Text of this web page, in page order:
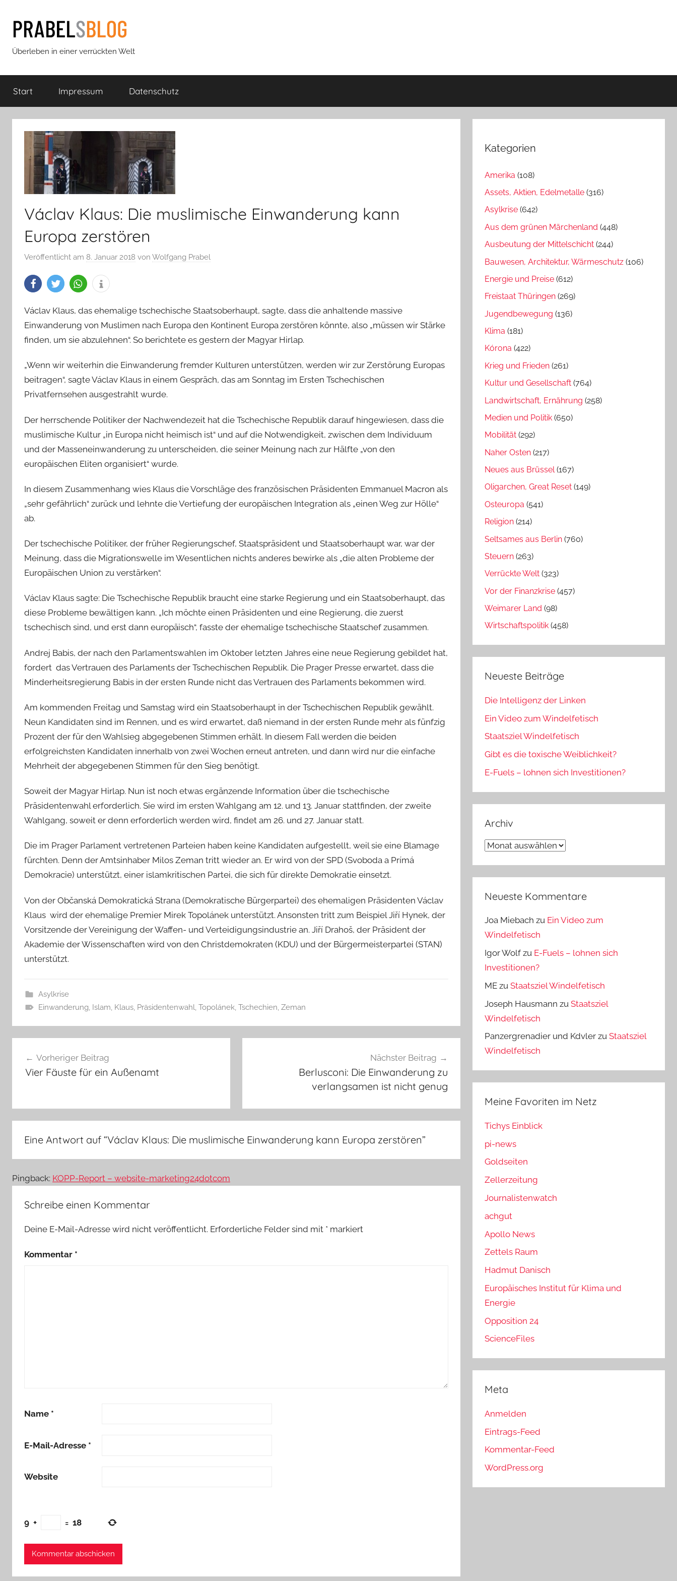
Inhalt
springen
Prabels
Blog
Überleben in einer verrückten Welt
Start Impressum Datenschutz
Václav Klaus: Die muslimische Einwanderung kann
Europa zerstören
Veröffentlicht am 8. Januar 2018 von Wolfgang Prabel
Václav Klaus, das ehemalige tschechische Staatsoberhaupt, sagte, dass die anhaltende massive
Einwanderung von Muslimen nach Europa den Kontinent Europa zerstören könnte, also „müssen wir Stärke
finden, um sie abzulehnen“. So berichtete es gestern der Magyar Hirlap.
„Wenn wir weiterhin die Einwanderung fremder Kulturen unterstützen, werden wir zur Zerstörung Europas
beitragen“, sagte Václav Klaus in einem Gespräch, das am Sonntag im Ersten Tschechischen
Privatfernsehen ausgestrahlt wurde.
Der herrschende Politiker der Nachwendezeit hat die Tschechische Republik darauf hingewiesen, dass die
muslimische Kultur „in Europa nicht heimisch ist“ und auf die Notwendigkeit, zwischen dem Individuum
und der Masseneinwanderung zu unterscheiden, die seiner Meinung nach zur Hälfte „von den
europäischen Eliten organisiert“ wurde.
In diesem Zusammenhang wies Klaus die Vorschläge des französischen Präsidenten Emmanuel Macron als
„sehr gefährlich“ zurück und lehnte die Vertiefung der europäischen Integration als „einen Weg zur Hölle“
ab.
Der tschechische Politiker, der früher Regierungschef, Staatspräsident und Staatsoberhaupt war, war der
Meinung, dass die Migrationswelle im Wesentlichen nichts anderes bewirke als „die alten Probleme der
Europäischen Union zu verstärken“.
Václav Klaus sagte: Die Tschechische Republik braucht eine starke Regierung und ein Staatsoberhaupt, das
diese Probleme bewältigen kann. „Ich möchte einen Präsidenten und eine Regierung, die zuerst
tschechisch sind, und erst dann europäisch“, fasste der ehemalige tschechische Staatschef zusammen.
Andrej Babis, der nach den Parlamentswahlen im Oktober letzten Jahres eine neue Regierung gebildet hat,
fordert das Vertrauen des Parlaments der Tschechischen Republik. Die Prager Presse erwartet, dass die
Minderheitsregierung Babis in der ersten Runde nicht das Vertrauen des Parlaments bekommen wird.
Am kommenden Freitag und Samstag wird ein Staatsoberhaupt in der Tschechischen Republik gewählt.
Neun Kandidaten sind im Rennen, und es wird erwartet, daß niemand in der ersten Runde mehr als fünfzig
Prozent der für den Wahlsieg abgegebenen Stimmen erhält. In diesem Fall werden die beiden
erfolgreichsten Kandidaten innerhalb von zwei Wochen erneut antreten, und dann wird nur die einfache
Mehrheit der abgegebenen Stimmen für den Sieg benötigt.
Soweit der Magyar Hirlap. Nun ist noch etwas ergänzende Information über die tschechische
Präsidentenwahl erforderlich. Sie wird im ersten Wahlgang am 12. und 13. Januar stattfinden, der zweite
Wahlgang, soweit er denn erforderlich werden wird, findet am 26. und 27. Januar statt.
Die im Prager Parlament vertretenen Parteien haben keine Kandidaten aufgestellt, weil sie eine Blamage
fürchten. Denn der Amtsinhaber Milos Zeman tritt wieder an. Er wird von der SPD (Svoboda a Prímá
Demokracie) unterstützt, einer islamkritischen Partei, die sich für direkte Demokratie einsetzt.
Von der Občanská Demokratická Strana (Demokratische Bürgerpartei) des ehemaligen Präsidenten Václav
Klaus wird der ehemalige Premier Mirek Topolánek unterstützt. Ansonsten tritt zum Beispiel Jiří Hynek, der
Vorsitzende der Vereinigung der Waffen- und Verteidigungsindustrie an. Jiří Drahoš, der Präsident der
Akademie der Wissenschaften wird von den Christdemokraten (KDU) und der Bürgermeisterpartei (STAN)
unterstützt.
Asylkrise
Einwanderung Islam Klaus, Präsidentenwahl Topolánek, Tschechien Zeman
Vorheriger Beitrag
Vier Fäuste für ein Außenamt
Nächster Beitrag
Berlusconi: Die Einwanderung zu
verlangsamen ist nicht genug
Eine Antwort auf “Václav Klaus: Die muslimische Einwanderung kann Europa zerstören”
Pingback: KOPP-Report – website-marketing24dotcom
Schreibe einen Kommentar
Deine E-Mail-Adresse wird nicht veröffentlicht. Erforderliche Felder sind mit * markiert
Kommentar *
Name *
E-Mail-Adresse *
Website
9 + = 18
Kategorien
Amerika (108)
Assets, Aktien, Edelmetalle (316)
Asylkrise (642)
Aus dem grünen Märchenland (448)
Ausbeutung der Mittelschicht (244)
Bauwesen, Architektur, Wärmeschutz (106)
Energie und Preise (612)
Freistaat Thüringen (269)
Jugendbewegung (136)
Klima (181)
Kórona (422)
Krieg und Frieden (261)
Kultur und Gesellschaft (764)
Landwirtschaft, Ernährung (258)
Medien und Politik (650)
Mobilität (292)
Naher Osten (217)
Neues aus Brüssel(167)
Oligarchen, Great Reset (149)
Osteuropa (541)
Religion (214)
Seltsames aus Berlin (760)
Steuern (263)
Verrückte Welt (323)
Vor der Finanzkrise (457)
Weimarer Land (98)
Wirtschaftspolitik (458)
Neueste Beiträge
Die Intelligenz der Linken
Ein Video zum Windelfetisch
Staatsziel Windelfetisch
Gibt es die toxische Weiblichkeit?
E-Fuels – lohnen sich Investitionen?
Archiv
Archiv
Neueste Kommentare
Joa Miebach zu Ein Video zum
Windelfetisch
Igor Wolf zu E-Fuels – lohnen sich
Investitionen?
ME zuStaatsziel Windelfetisch
Joseph Hausmann zuStaatsziel
Windelfetisch
Panzergrenadier und Kdvler zuStaatsziel
Windelfetisch
Meine Favoriten im Netz
Tichys Einblick
pi-news
Goldseiten
Zellerzeitung
Journalistenwatch
achgut
Apollo News
Zettels Raum
Hadmut Danisch
Europäisches Institut für Klima und
Energie
Opposition 24
ScienceFiles
Meta
Anmelden
Eintrags-Feed
Kommentar-Feed
WordPress.org